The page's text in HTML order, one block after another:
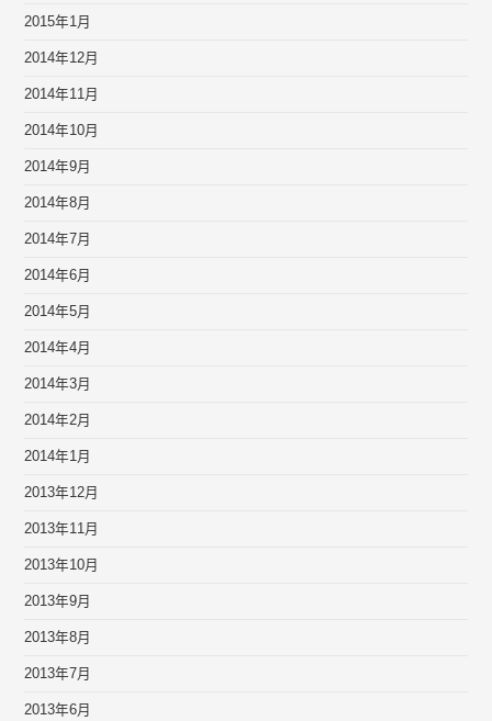
2015年1月
2014年12月
2014年11月
2014年10月
2014年9月
2014年8月
2014年7月
2014年6月
2014年5月
2014年4月
2014年3月
2014年2月
2014年1月
2013年12月
2013年11月
2013年10月
2013年9月
2013年8月
2013年7月
2013年6月